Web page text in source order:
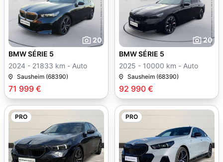
20
71 999 €
BMW SÉRIE 5
2024 - 21833 km - Auto
Sausheim (68390)
20
92 990 €
BMW SÉRIE 5
2025 - 10000 km - Auto
Sausheim (68390)
PRO PRO